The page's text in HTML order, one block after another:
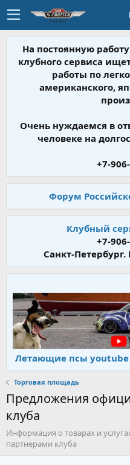
На постоянную
клубного сервиса
работы по
американского,
Очень нуждаемся в
человеке на
+7-
Форум
Клубный
+7-
Санкт-
Летающие псы youtube
Торговая площадь
Предложения
клуба
Информация о товарах и
партнерами клуба